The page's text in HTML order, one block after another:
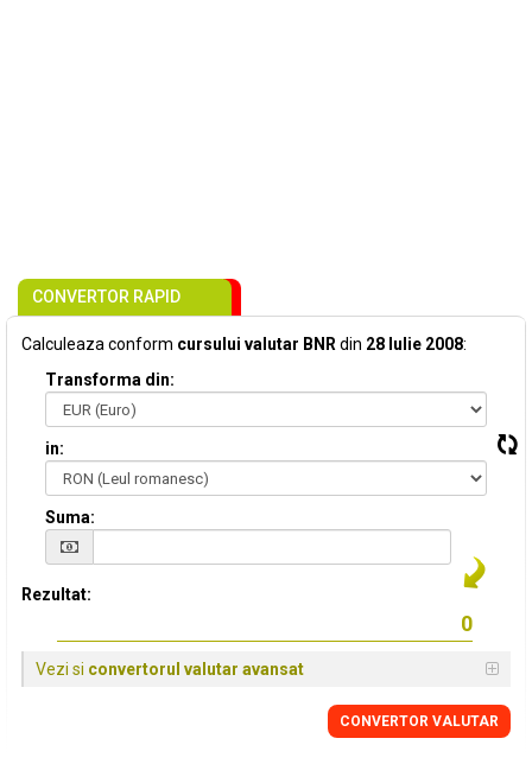
CONVERTOR RAPID
Calculeaza conform cursului valutar BNR din 28 Iulie 2008:
Transforma din:
in:
Suma:
Rezultat:
Vezi si convertorul valutar avansat
CONVERTOR VALUTAR